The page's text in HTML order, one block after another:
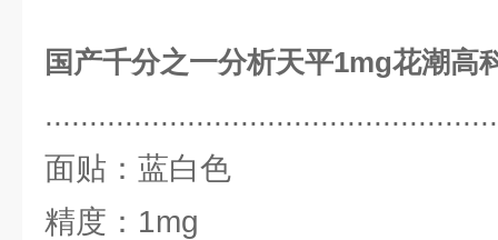
国产千分之一分析天平1mg花潮高
面贴：蓝白色
精度：1mg